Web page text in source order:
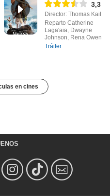
3,3
Director: Thomas Kail
Reparto Catherine
Laga'aia, Dwayne
Johnson, Rena Owen
Tráiler
en cines